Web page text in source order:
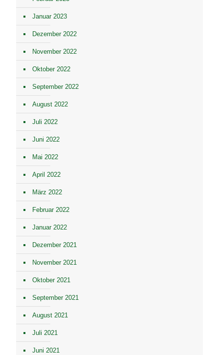
Januar 2023
Dezember 2022
November 2022
Oktober 2022
September 2022
August 2022
Juli 2022
Juni 2022
Mai 2022
April 2022
März 2022
Februar 2022
Januar 2022
Dezember 2021
November 2021
Oktober 2021
September 2021
August 2021
Juli 2021
Juni 2021